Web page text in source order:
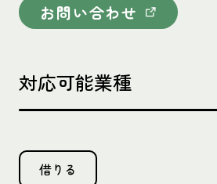
お問い合わせ
対応可能業種
借りる